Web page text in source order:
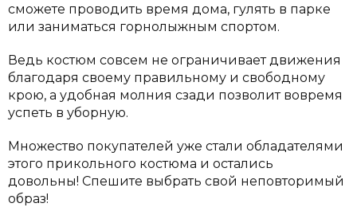
сможете проводить время дома, гулять в парке
или заниматься горнолыжным спортом.
Ведь костюм совсем не ограничивает движения
благодаря своему правильному и свободному
крою, а удобная молния сзади позволит вовремя
успеть в уборную.
Множество покупателей уже стали обладателями
этого прикольного костюма и остались
довольны! Спешите выбрать свой неповторимый
образ!